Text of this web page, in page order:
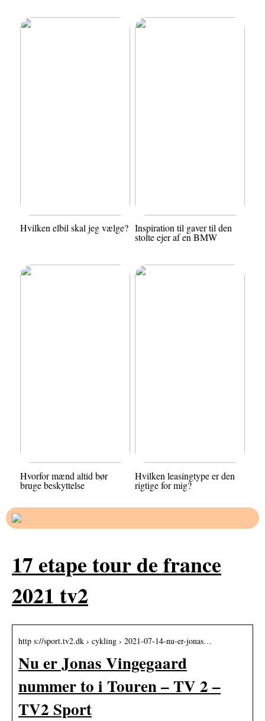
Hvilken elbil skal jeg vælge? Inspiration til gaver til den
stolte ejer af en BMW
Hvorfor mænd altid bør
bruge beskyttelse
Hvilken leasingtype er den
rigtige for mig?
17 etape tour de france
2021 tv2
http s://sport.tv2.dk › cykling › 2021-07-14-nu-er-jonas…
Nu er Jonas Vingegaard
nummer to i Touren – TV 2 –
TV2 Sport